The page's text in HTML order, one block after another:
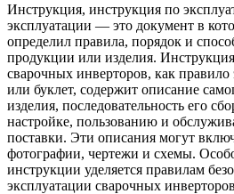
Инструкция, инструкция по
эксплуатации — это документ в
определил правила, порядок и
продукции или изделия.
сварочных инверторов, как
или буклет, содержит описание
изделия, последовательность его
настройке, пользованию и
поставки. Эти описания могут
фотографии, чертежи и схемы.
инструкции уделяется правилам
эксплуатации сварочных